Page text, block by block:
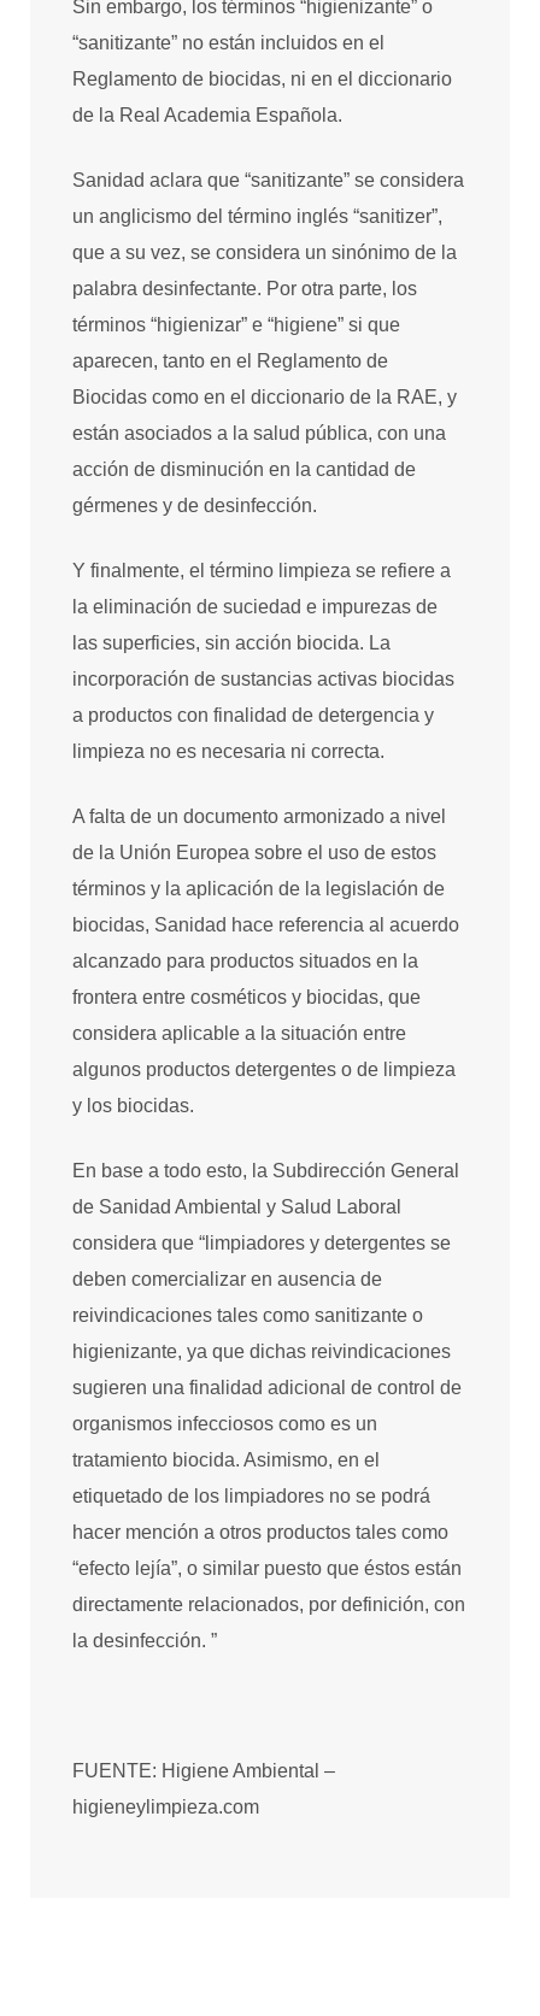
Sin embargo, los términos “higienizante” o
“sanitizante” no están incluidos en el
Reglamento de biocidas, ni en el diccionario
de la Real Academia Española.
Sanidad aclara que “sanitizante” se considera
un anglicismo del término inglés “sanitizer”,
que a su vez, se considera un sinónimo de la
palabra desinfectante. Por otra parte, los
términos “higienizar” e “higiene” si que
aparecen, tanto en el Reglamento de
Biocidas como en el diccionario de la RAE, y
están asociados a la salud pública, con una
acción de disminución en la cantidad de
gérmenes y de desinfección.
Y finalmente, el término limpieza se refiere a
la eliminación de suciedad e impurezas de
las superficies, sin acción biocida. La
incorporación de sustancias activas biocidas
a productos con finalidad de detergencia y
limpieza no es necesaria ni correcta.
A falta de un documento armonizado a nivel
de la Unión Europea sobre el uso de estos
términos y la aplicación de la legislación de
biocidas, Sanidad hace referencia al acuerdo
alcanzado para productos situados en la
frontera entre cosméticos y biocidas, que
considera aplicable a la situación entre
algunos productos detergentes o de limpieza
y los biocidas.
En base a todo esto, la Subdirección General
de Sanidad Ambiental y Salud Laboral
considera que “limpiadores y detergentes se
deben comercializar en ausencia de
reivindicaciones tales como sanitizante o
higienizante, ya que dichas reivindicaciones
sugieren una finalidad adicional de control de
organismos infecciosos como es un
tratamiento biocida. Asimismo, en el
etiquetado de los limpiadores no se podrá
hacer mención a otros productos tales como
“efecto lejía”, o similar puesto que éstos están
directamente relacionados, por definición, con
la desinfección. ”
FUENTE: Higiene Ambiental –
higieneylimpieza.com